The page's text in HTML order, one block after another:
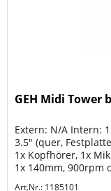
GEH Midi Tower
Extern: N/A Intern:
3.5" (quer,
1x Kopfhörer, 1x
1x 140mm, 900rpm
Art.Nr.: 1185101